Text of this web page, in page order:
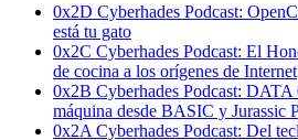
0x2D Cyberhades Podcast:
está tu gato
0x2C Cyberhades Podcast: El
de cocina a los orígenes de Internet
0x2B Cyberhades Podcast:
máquina desde BASIC y Jurassic
0x2A Cyberhades Podcast: Del